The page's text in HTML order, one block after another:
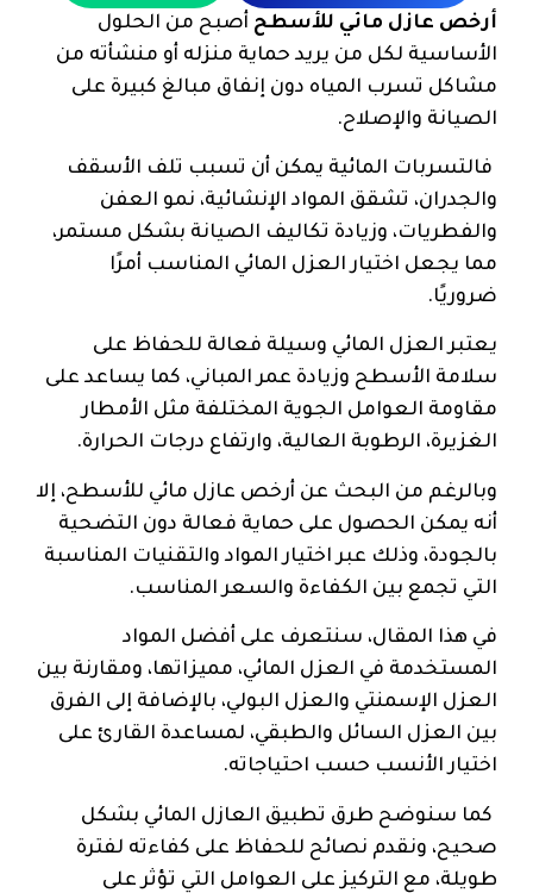
أرخص عازل مائي للأسطح أصبح من الحلول
الأساسية لكل من يريد حماية منزله أو منشأته من
مشاكل تسرب المياه دون إنفاق مبالغ كبيرة على
الصيانة والإصلاح.
فالتسربات المائية يمكن أن تسبب تلف الأسقف
والجدران، تشقق المواد الإنشائية، نمو العفن
والفطريات، وزيادة تكاليف الصيانة بشكل مستمر،
مما يجعل اختيار العزل المائي المناسب أمرًا
ضروريًا.
يعتبر العزل المائي وسيلة فعالة للحفاظ على
سلامة الأسطح وزيادة عمر المباني، كما يساعد على
مقاومة العوامل الجوية المختلفة مثل الأمطار
الغزيرة، الرطوبة العالية، وارتفاع درجات الحرارة.
وبالرغم من البحث عن أرخص عازل مائي للأسطح، إلا
أنه يمكن الحصول على حماية فعالة دون التضحية
بالجودة، وذلك عبر اختيار المواد والتقنيات المناسبة
التي تجمع بين الكفاءة والسعر المناسب.
في هذا المقال، سنتعرف على أفضل المواد
المستخدمة في العزل المائي، مميزاتها، ومقارنة بين
العزل الإسمنتي والعزل البولي، بالإضافة إلى الفرق
بين العزل السائل والطبقي، لمساعدة القارئ على
اختيار الأنسب حسب احتياجاته.
كما سنوضح طرق تطبيق العازل المائي بشكل
صحيح، ونقدم نصائح للحفاظ على كفاءته لفترة
طويلة، مع التركيز على العوامل التي تؤثر على